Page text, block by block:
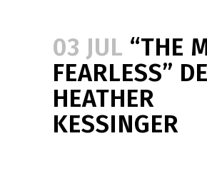
03 JUL “THE
FEARLESS” DE
HEATHER
KESSINGER